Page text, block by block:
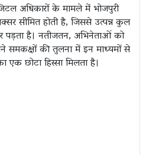
अधिकारों के मामले में भोजपुरी
सीमित होती है, जिससे उत्पन्न कुल
पड़ता है। नतीजतन, अभिनेताओं को
समकक्षों की तुलना में इन माध्यमों से
एक छोटा हिस्सा मिलता है।